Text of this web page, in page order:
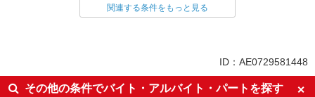
梱包・仕分け・ピッキング
入出庫・商品管理・検品・検査
土日祝休み
上場企業・上場企業のグループ会
社
関連する条件をもっと見る
ID：AE0729581448
その他の条件でバイト・アルバイト・パートを探す